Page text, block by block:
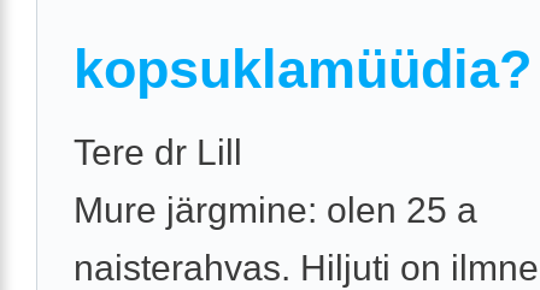
kopsuklamüüdia?
Tere dr Lill
Mure järgmine: olen 25 a
naisterahvas. Hiljuti on